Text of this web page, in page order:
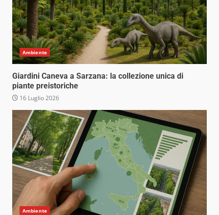
Ambiente
Giardini Caneva a Sarzana: la collezione unica di
piante preistoriche
16 Luglio 2026
Ambiente